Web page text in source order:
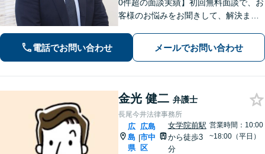
0件超の面談実績】初回無料面談で、お
客様のお悩みをお聞きして、解決まで
婚問題」「私選刑事事件」「自己破
産」「相続」問題を得意としていま
電話でお問い合わせ メールでお問い合わせ
金光 健二 弁護士
長尾今井法律事務所
広
島
県
|
広島
市中
区
女学院前駅
から徒歩3
分
営業時間：10:00
~18:00（平日）